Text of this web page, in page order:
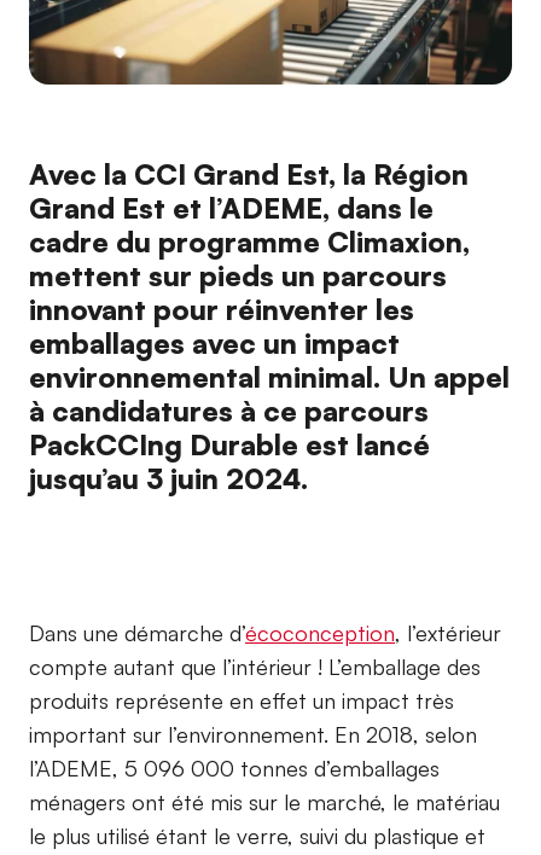
Avec la CCI Grand Est, la Région
Grand Est et l’ADEME, dans le
cadre du programme Climaxion,
mettent sur pieds un parcours
innovant pour réinventer les
emballages avec un impact
environnemental minimal. Un appel
à candidatures à ce parcours
PackCCIng Durable est lancé
jusqu’au 3 juin 2024.
Dans une démarche d’écoconception, l’extérieur
compte autant que l’intérieur ! L’emballage des
produits représente en effet un impact très
important sur l’environnement. En 2018, selon
l’ADEME, 5 096 000 tonnes d’emballages
ménagers ont été mis sur le marché, le matériau
le plus utilisé étant le verre, suivi du plastique et